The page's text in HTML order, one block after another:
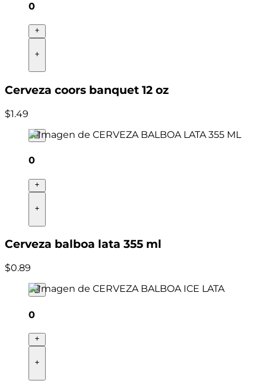
0
Cerveza coors banquet 12 oz
$1.49
0
Cerveza balboa lata 355 ml
$0.89
0